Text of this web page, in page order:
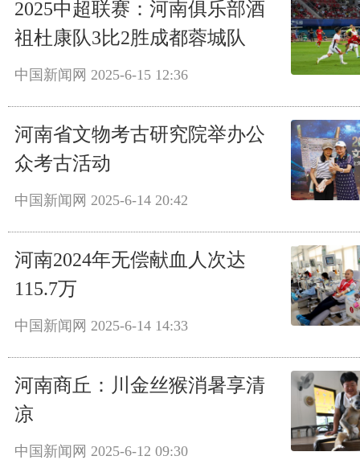
2025中超联赛：河南俱乐部酒
祖杜康队3比2胜成都蓉城队
中国新闻网 2025-6-15 12:36
河南省文物考古研究院举办公
众考古活动
中国新闻网 2025-6-14 20:42
河南2024年无偿献血人次达
115.7万
中国新闻网 2025-6-14 14:33
河南商丘：川金丝猴消暑享清
凉
中国新闻网 2025-6-12 09:30